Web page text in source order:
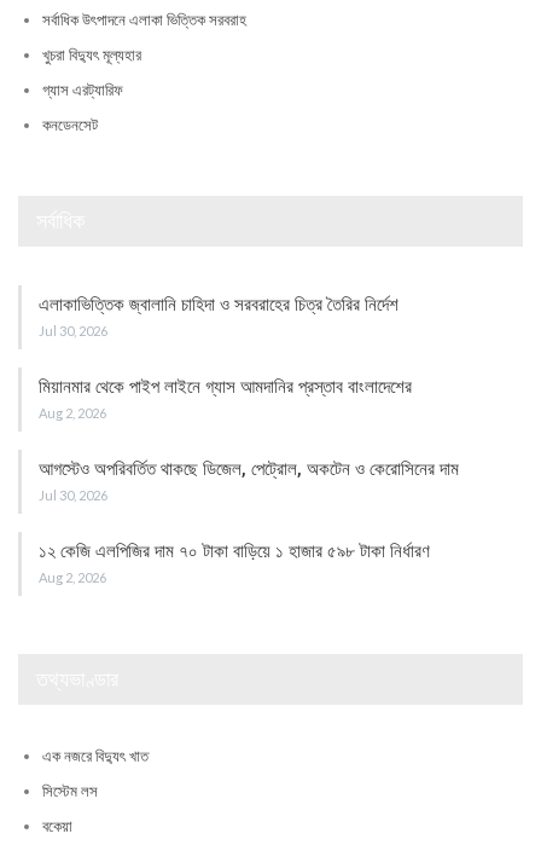
সর্বাধিক উৎপাদনে এলাকা ভিত্তিক সরবরাহ
খুচরা বিদ্যুৎ মূল্যহার
গ্যাস এরট্যারিফ
কনডেনসেট
এলাকাভিত্তিক জ্বালানি চাহিদা ও সরবরাহের চিত্র তৈরির নির্দেশ
Jul 30, 2026
মিয়ানমার থেকে পাইপ লাইনে গ্যাস আমদানির প্রস্তাব বাংলাদেশের
Aug 2, 2026
আগস্টেও অপরিবর্তিত থাকছে ডিজেল, পেট্রোল, অকটেন ও কেরোসিনের দাম
Jul 30, 2026
১২ কেজি এলপিজির দাম ৭০ টাকা বাড়িয়ে ১ হাজার ৫৯৮ টাকা নির্ধারণ
Aug 2, 2026
এক নজরে বিদ্যুৎ খাত
সিস্টেম লস
বকেয়া